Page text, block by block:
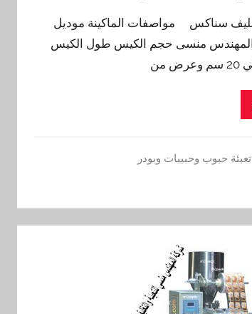
سناكس مواصفات الماكينة موديل
المهندس منسى حجم الكيس طول الكيس
حبوب وحبيبات وبودر